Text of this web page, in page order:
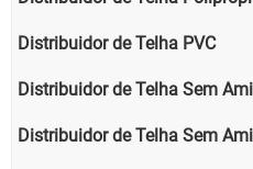
Distribuidor de Telha PVC
Distribuidor de Telha Sem
Distribuidor de Telha Sem